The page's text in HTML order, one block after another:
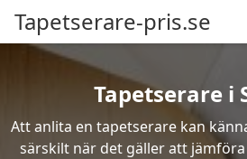
Tapetserare-pris.se
Tapetserare i
Att anlita en tapetserare kan
särskilt när det gäller att